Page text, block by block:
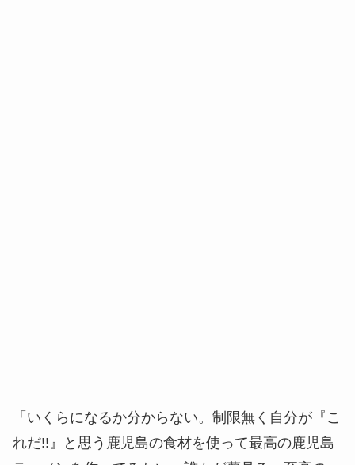
「いくらになるか分からない。制限無く自分が『こ
れだ!!』と思う鹿児島の食材を使って最高の鹿児島